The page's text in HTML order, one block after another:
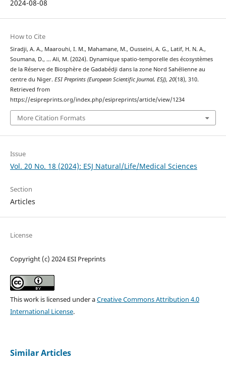
2024-08-08
How to Cite
Siradji, A. A., Maarouhi, I. M., Mahamane, M., Ousseini, A. G., Latif, H. N. A.,
Soumana, D., … Ali, M. (2024). Dynamique spatio-temporelle des écosystèmes
de la Réserve de Biosphère de Gadabédji dans la zone Nord Sahélienne au
centre du Niger. ESI Preprints (European Scientific Journal, ESJ), 20(18), 310.
Retrieved from
https://esipreprints.org/index.php/esipreprints/article/view/1234
More Citation Formats
Issue
Vol. 20 No. 18 (2024): ESJ Natural/Life/Medical Sciences
Section
Articles
License
Copyright (c) 2024 ESI Preprints
This work is licensed under aCreative Commons Attribution 4.0
International License.
Similar Articles